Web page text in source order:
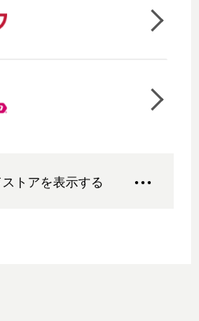
トアを表示する